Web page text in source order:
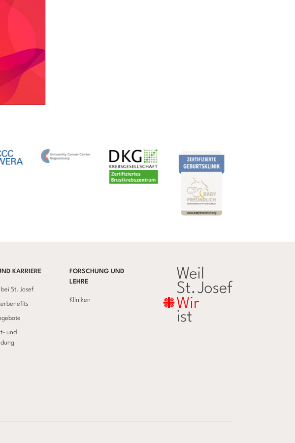
KARRIERE
St. Josef
und
FORSCHUNG UND
LEHRE
Kliniken